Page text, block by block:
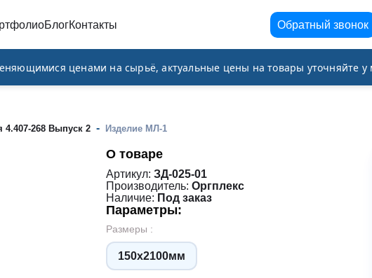
БлогКонтакты Обратный звонок
ценами на сырьё, актуальные цены на товары уточняйте у
4.407-268 Выпуск 2 - Изделие МЛ-1
О товаре
Артикул:ЗД-025-01
Производитель:Оргплекс
Наличие: Под заказ
Параметры:
Размеры :
150х2100мм